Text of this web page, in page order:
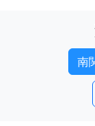
南